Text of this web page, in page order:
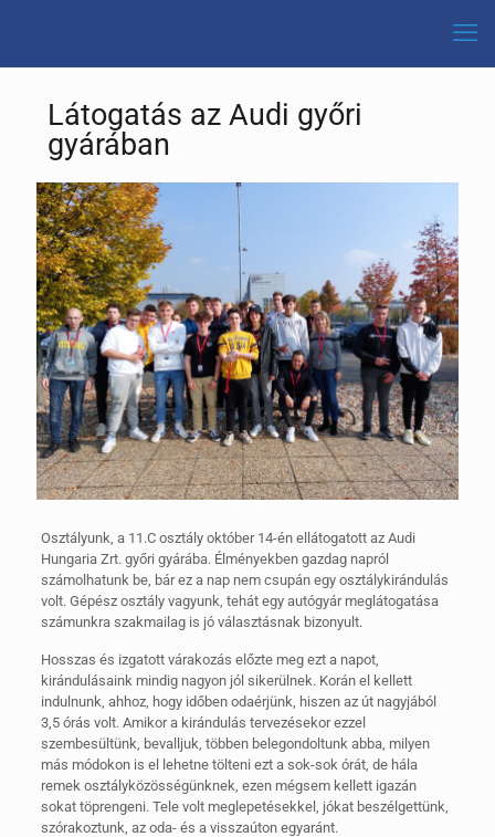
Látogatás az Audi győri
gyárában
Osztályunk, a 11.C osztály október 14-én ellátogatott az Audi
Hungaria Zrt. győri gyárába. Élményekben gazdag napról
számolhatunk be, bár ez a nap nem csupán egy osztálykirándulás
volt. Gépész osztály vagyunk, tehát egy autógyár meglátogatása
számunkra szakmailag is jó választásnak bizonyult.
Hosszas és izgatott várakozás előzte meg ezt a napot,
kirándulásaink mindig nagyon jól sikerülnek. Korán el kellett
indulnunk, ahhoz, hogy időben odaérjünk, hiszen az út nagyjából
3,5 órás volt. Amikor a kirándulás tervezésekor ezzel
szembesültünk, bevalljuk, többen belegondoltunk abba, milyen
más módokon is el lehetne tölteni ezt a sok-sok órát, de hála
remek osztályközösségünknek, ezen mégsem kellett igazán
sokat töprengeni. Tele volt meglepetésekkel, jókat beszélgettünk,
szórakoztunk, az oda- és a visszaúton egyaránt.